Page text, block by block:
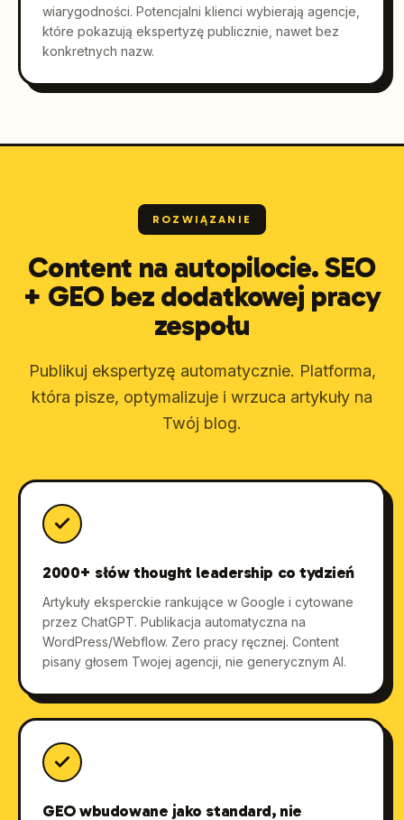
wiarygodności. Potencjalni klienci wybierają agencje,
które pokazują ekspertyzę publicznie, nawet bez
konkretnych nazw.
ROZWIĄZANIE
Content na autopilocie. SEO
+ GEO bez dodatkowej pracy
zespołu
Publikuj ekspertyzę automatycznie. Platforma,
która pisze, optymalizuje i wrzuca artykuły na
Twój blog.
2000+ słów thought leadership co tydzień
Artykuły eksperckie rankujące w Google i cytowane
przez ChatGPT. Publikacja automatyczna na
WordPress/Webflow. Zero pracy ręcznej. Content
pisany głosem Twojej agencji, nie generycznym AI.
GEO wbudowane jako standard, nie